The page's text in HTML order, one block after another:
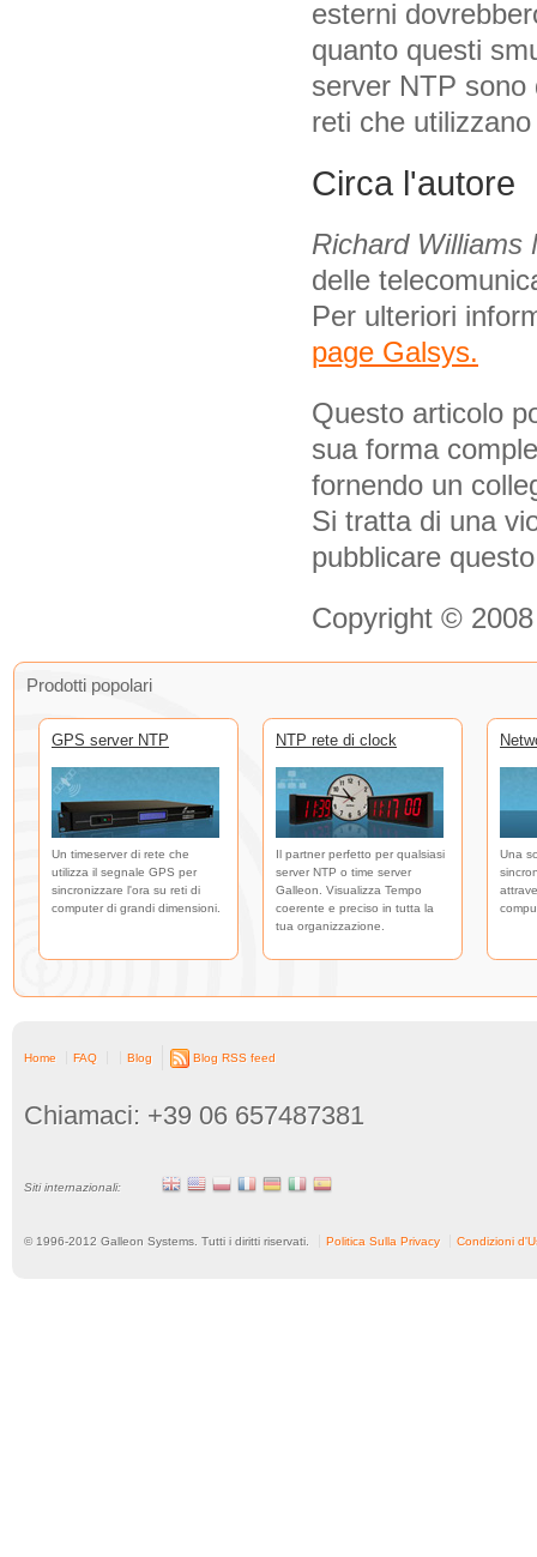
esterni
quanto questi
server NTP sono
reti che
Circa l'autore
Richard Williams
delle
Per ulteriori
page Galsys.
Questo articolo
sua forma
fornendo un
Si tratta di una
pubblicare
Copyright © 2008
Prodotti popolari
GPS server NTP
Un timeserver di rete che
utilizza il segnale GPS per
sincronizzare l'ora su reti di
computer di grandi dimensioni.
NTP rete di clock
Il partner perfetto per qualsiasi
server NTP o time server
Galleon. Visualizza Tempo
coerente e preciso in tutta la
tua organizzazione.
Una
Home FAQ Blog Blog RSS feed
Chiamaci: +39 06 657487381
Siti internazionali:
© 1996-2012 Galleon Systems. Tutti i diritti riservati. Politica Sulla Privacy Condizioni